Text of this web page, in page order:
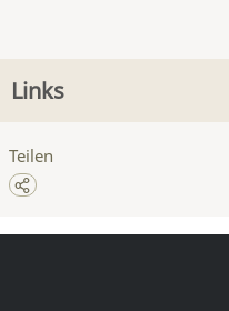
Links
Teilen